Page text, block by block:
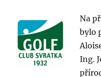
Na
bylo
Ing.